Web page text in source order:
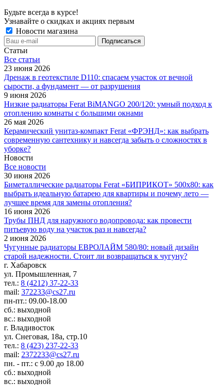
Будьте всегда в курсе!
Узнавайте о скидках и акциях первым
Новости магазина
Статьи
Все cтатьи
23 июня 2026
Дренаж в геотекстиле D110: спасаем участок от вечной
сырости, а фундамент — от разрушения
9 июня 2026
Низкие радиаторы Ferat BiMANGO 200/120: умный подход к
отоплению комнаты с большими окнами
26 мая 2026
Керамический унитаз-компакт Ferat «ФРЭНД»: как выбрать
современную сантехнику и навсегда забыть о сложностях в
уборке?
Новости
Все новости
30 июня 2026
Биметаллические радиаторы Ferat «БИПРИКОТ» 500x80: как
выбрать идеальную батарею для квартиры и почему лето —
лучшее время для замены отопления?
16 июня 2026
Трубы ПНД для наружного водопровода: как провести
питьевую воду на участок раз и навсегда?
2 июня 2026
Чугунные радиаторы ЕВРОЛАЙМ 580/80: новый дизайн
старой надежности. Стоит ли возвращаться к чугуну?
г. Хабаровск
ул. Промышленная, 7
тел.: 8 (4212) 37-22-33
mail: 372233@cs27.ru
пн-пт.: 09.00-18.00
сб.: выходной
вс.: выходной
г. Владивосток
ул. Снеговая, 18а, стр.10
тел.: 8 (423) 237-22-33
mail: 2372233@cs27.ru
пн. - пт.: с 9.00 до 18.00
сб.: выходной
вс.: выходной